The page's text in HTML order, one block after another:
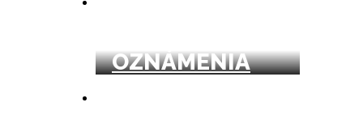
OZNÁMENIA